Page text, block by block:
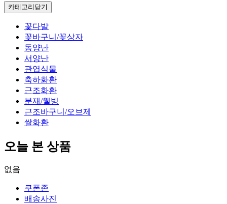
카테고리닫기
꽃다발
꽃바구니/꽃상자
동양난
서양난
관엽식물
축하화환
근조화환
분재/웰빙
근조바구니/오브제
쌀화환
오늘 본 상품
없음
쿠폰존
배송사진